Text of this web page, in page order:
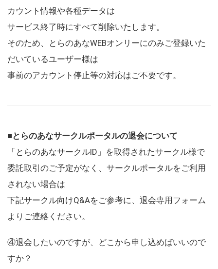
カウント情報や各種データは
サービス終了時にすべて削除いたします。
そのため、とらのあなWEBオンリーにのみご登録いた
だいているユーザー様は
事前のアカウント停止等の対応はご不要です。
■とらのあなサークルポータルの退会について
「とらのあなサークルID」を取得されたサークル様で
委託取引のご予定がなく、サークルポータルをご利用
されない場合は
下記サークル向けQ&Aをご参考に、退会専用フォーム
よりご連絡ください。
④退会したいのですが、どこから申し込めばいいので
すか？